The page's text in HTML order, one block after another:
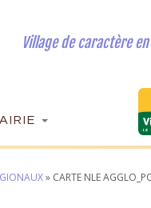
Village de caractère
» CARTE NLE